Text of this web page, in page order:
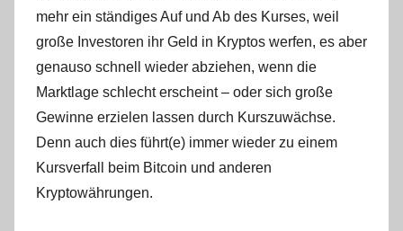
mehr ein ständiges Auf und Ab des Kurses, weil
große Investoren ihr Geld in Kryptos werfen, es aber
genauso schnell wieder abziehen, wenn die
Marktlage schlecht erscheint – oder sich große
Gewinne erzielen lassen durch Kurszuwächse.
Denn auch dies führt(e) immer wieder zu einem
Kursverfall beim Bitcoin und anderen
Kryptowährungen.